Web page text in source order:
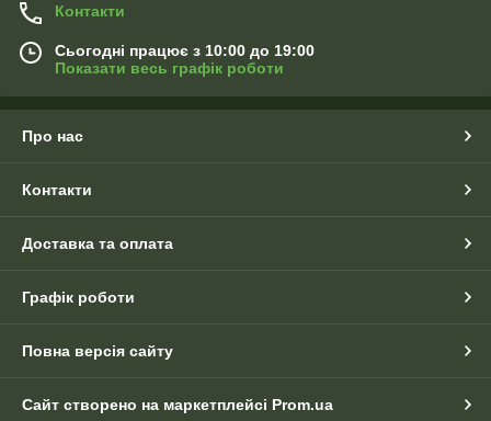
Контакти
Сьогодні працює з 10:00 до 19:00
Показати весь графік роботи
Про нас
Контакти
Доставка та оплата
Графік роботи
Повна версія сайту
Сайт створено на маркетплейсі Prom.ua